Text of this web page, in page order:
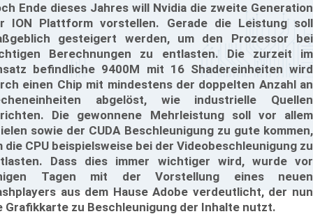
Ende dieses Jahres will Nvidia die zweite Generation
ION Plattform vorstellen. Gerade die Leistung soll
gesteigert werden, um den Prozessor bei
Berechnungen zu entlasten. Die zurzeit im
befindliche 9400M mit 16 Shadereinheiten wird
einen Chip mit mindestens der doppelten Anzahl an
abgelöst, wie industrielle Quellen
Die gewonnene Mehrleistung soll vor allem
sowie der CUDA Beschleunigung zu gute kommen,
die CPU beispielsweise bei der Videobeschleunigung zu
Dass dies immer wichtiger wird, wurde vor
Tagen mit der Vorstellung eines neuen
aus dem Hause Adobe verdeutlicht, der nun
Grafikkarte zu Beschleunigung der Inhalte nutzt.